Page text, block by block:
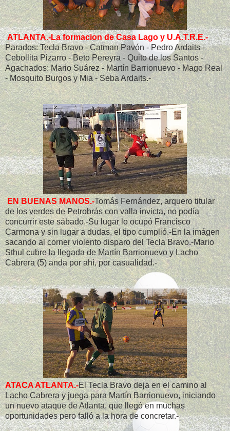
ATLANTA.-La formacion de Casa Lago y U.A.T.R.E.-
Parados: Tecla Bravo - Catman Pavón - Pedro Ardaits -
Cebollita Pizarro - Beto Pereyra - Quito de los Santos -
Agachados: Mario Suárez - Martín Barrionuevo - Mago Real
- Mosquito Burgos y Mia - Seba Ardaits.-
EN BUENAS MANOS.-Tomás Fernández, arquero titular
de los verdes de Petrobrás con valla invicta, no podía
concurrir este sábado.-Su lugar lo ocupó Francisco
Carmona y sin lugar a dudas, el tipo cumplió.-En la imágen
sacando al corner violento disparo del Tecla Bravo.-Mario
Sthul cubre la llegada de Martín Barrionuevo y Lacho
Cabrera (5) anda por ahí, por casualidad.-
ATACA ATLANTA.-El Tecla Bravo deja en el camino al
Lacho Cabrera y juega para Martín Barrionuevo, iniciando
un nuevo ataque de Atlanta, que llegó en muchas
oportunidades pero falló a la hora de concretar.-